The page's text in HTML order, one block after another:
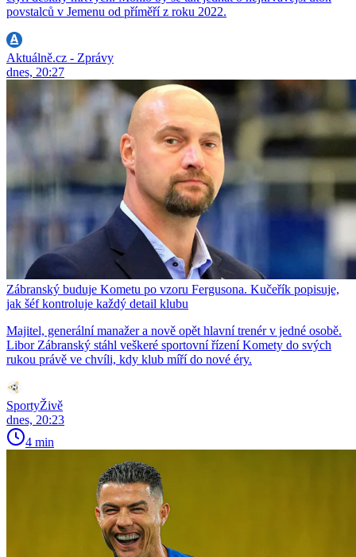
povstalců v Jemenu od příměří z roku 2022.
Aktuálně.cz - Zprávy
dnes, 20:27
Zábranský buduje Kometu po vzoru Fergusona. Kučeřík popisuje,
jak šéf kontroluje každý detail klubu
Majitel, generální manažer a nově opět hlavní trenér v jedné osobě.
Libor Zábranský stáhl veškeré sportovní řízení Komety do svých
rukou právě ve chvíli, kdy klub míří do nové éry.
SportyŽivě
dnes, 20:23
4 min